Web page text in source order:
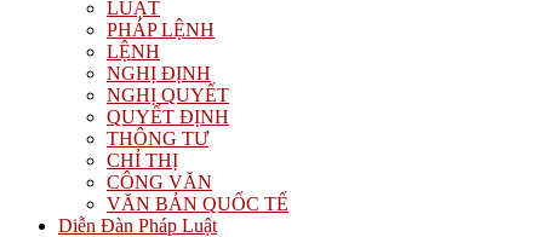
LUẬT
PHÁP LỆNH
LỆNH
NGHỊ ĐỊNH
NGHỊ QUYẾT
QUYẾT ĐỊNH
THÔNG TƯ
CHỈ THỊ
CÔNG VĂN
VĂN BẢN QUỐC TẾ
Diễn Đàn Pháp Luật